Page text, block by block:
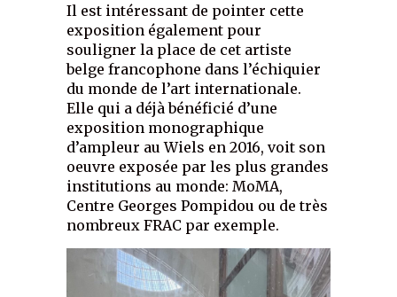
Il est intéressant de pointer cette
exposition également pour
souligner la place de cet artiste
belge francophone dans l’échiquier
du monde de l’art internationale.
Elle qui a déjà bénéficié d’une
exposition monographique
d’ampleur au Wiels en 2016, voit son
oeuvre exposée par les plus grandes
institutions au monde: MoMA,
Centre Georges Pompidou ou de très
nombreux FRAC par exemple.